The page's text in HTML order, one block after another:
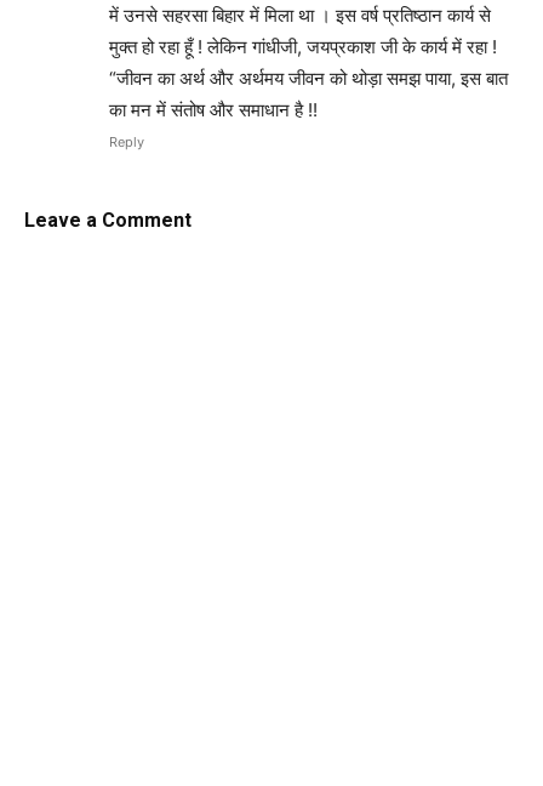
में उनसे सहरसा बिहार में मिला था । इस वर्ष प्रतिष्ठान कार्य से
मुक्त हो रहा हूँ ! लेकिन गांधीजी, जयप्रकाश जी के कार्य में रहा !
“जीवन का अर्थ और अर्थमय जीवन को थोड़ा समझ पाया, इस बात
का मन में संतोष और समाधान है !!
Reply
Leave a Comment